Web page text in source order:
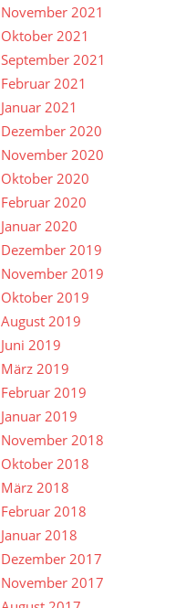
November 2021
Oktober 2021
September 2021
Februar 2021
Januar 2021
Dezember 2020
November 2020
Oktober 2020
Februar 2020
Januar 2020
Dezember 2019
November 2019
Oktober 2019
August 2019
Juni 2019
März 2019
Februar 2019
Januar 2019
November 2018
Oktober 2018
März 2018
Februar 2018
Januar 2018
Dezember 2017
November 2017